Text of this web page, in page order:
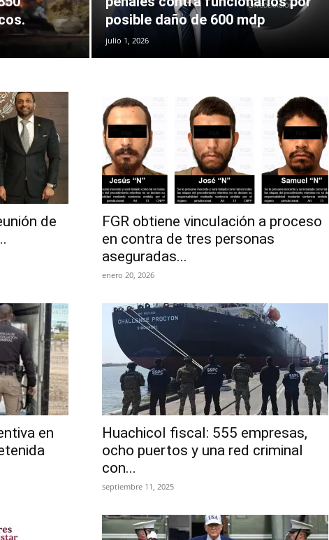
posible daño de 600 mdp
julio 1, 2026
de
FGR obtiene vinculación a proceso
en contra de tres personas
aseguradas...
enero 20, 2026
en
Huachicol fiscal: 555 empresas,
ocho puertos y una red criminal
con...
septiembre 11, 2025